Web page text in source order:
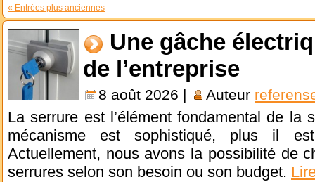
« Entrées plus anciennes
Une gâche
de l’entreprise
8 août 2026 | Auteur
La serrure est l’élément fondamental de la
mécanisme est sophistiqué, plus il
Actuellement, nous avons la possibilité de
serrures selon son besoin ou son budget.